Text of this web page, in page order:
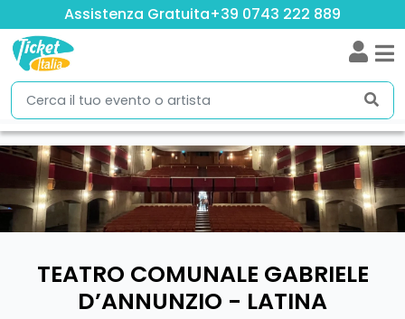
Assistenza Gratuita+39 0743 222 889
TEATRO COMUNALE GABRIELE
D’ANNUNZIO - LATINA